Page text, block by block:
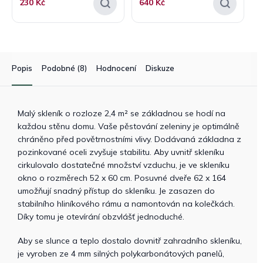
230 Kč 640 Kč
Popis Podobné (8) Hodnocení Diskuze
Malý skleník o rozloze 2,4 m² se základnou se hodí na
každou stěnu domu. Vaše pěstování zeleniny je optimálně
chráněno před povětrnostními vlivy. Dodávaná základna z
pozinkované oceli zvyšuje stabilitu. Aby uvnitř skleníku
cirkulovalo dostatečné množství vzduchu, je ve skleníku
okno o rozměrech 52 x 60 cm. Posuvné dveře 62 x 164
umožňují snadný přístup do skleníku. Je zasazen do
stabilního hliníkového rámu a namontován na kolečkách.
Díky tomu je otevírání obzvlášť jednoduché.
Aby se slunce a teplo dostalo dovnitř zahradního skleníku,
je vyroben ze 4 mm silných polykarbonátových panelů,